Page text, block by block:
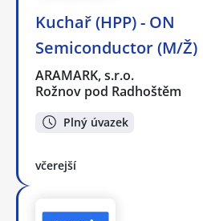
Kuchař (HPP) - ON
Semiconductor (M/Ž)
ARAMARK, s.r.o.
Rožnov pod Radhoštěm
Plný úvazek
včerejší